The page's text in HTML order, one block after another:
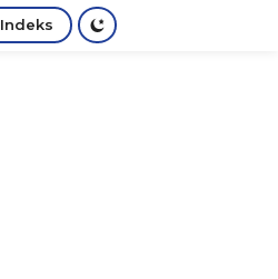
Indeks